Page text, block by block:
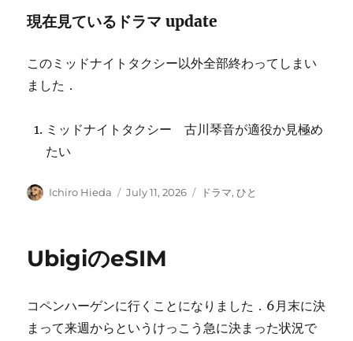
現在見ているドラマ update
このミッドナイトタクシー以外全部終わってしまい
ました．
ミッドナイトタクシー 古川琴音が適役か見極め
たい
Author
Ichiro Hieda
Posted
July 11, 2026 Categories
ドラマ,ひと
UbigiのeSIM
コペンハーゲンに行くことになりました．6月末に決
まって来週からというけっこう急に決まった状況で